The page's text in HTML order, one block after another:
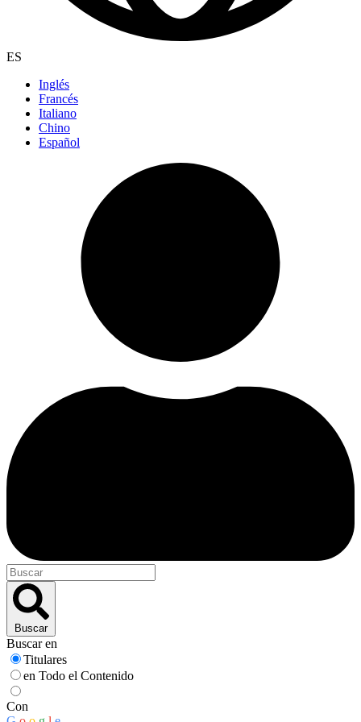
ES
Inglés
Francés
Italiano
Chino
Español
Buscar
Buscar en
Titulares
en Todo el Contenido
Con